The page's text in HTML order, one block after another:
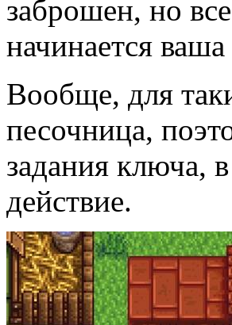
заброшен, но
начинается
Вообще, для
песочница,
задания ключа,
действие.